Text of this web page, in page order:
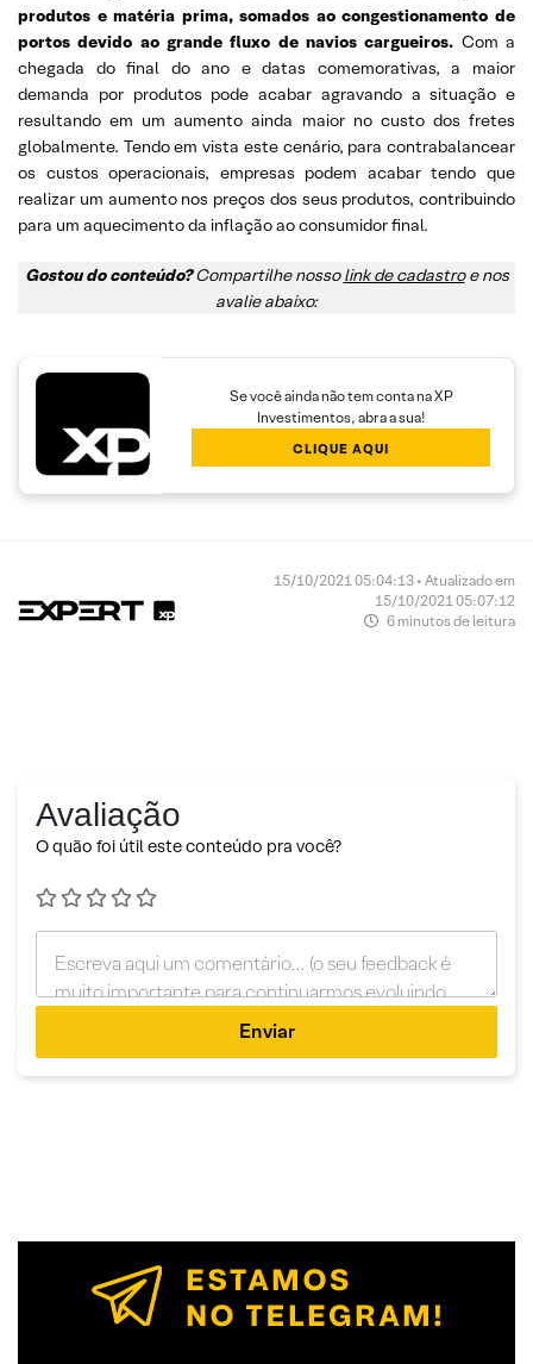
produtos e matéria prima, somados ao congestionamento de
portos devido ao grande fluxo de navios cargueiros. Com a
chegada do final do ano e datas comemorativas, a maior
demanda por produtos pode acabar agravando a situação e
resultando em um aumento ainda maior no custo dos fretes
globalmente. Tendo em vista este cenário, para contrabalancear
os custos operacionais, empresas podem acabar tendo que
realizar um aumento nos preços dos seus produtos, contribuindo
para um aquecimento da inflação ao consumidor final.
Gostou do conteúdo?Compartilhe nossolink de cadastroe nos
avalie abaixo:
Se você ainda não tem conta na XP
Investimentos, abra a sua!
CLIQUE AQUI
15/10/2021 05:04:13 • Atualizado em
15/10/2021 05:07:12
6 minutos de leitura
Avaliação
O quão foi útil este conteúdo pra você?
Enviar